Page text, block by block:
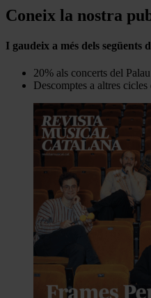
Coneix la nostra
I gaudeix a més dels següents
20% als concerts del
Descomptes a altres